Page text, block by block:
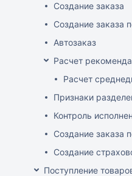
Создание заказа
Создание заказа
Автозаказ
Расчет
Расчет
Признаки
Контроль
Создание заказа
Создание
Поступление